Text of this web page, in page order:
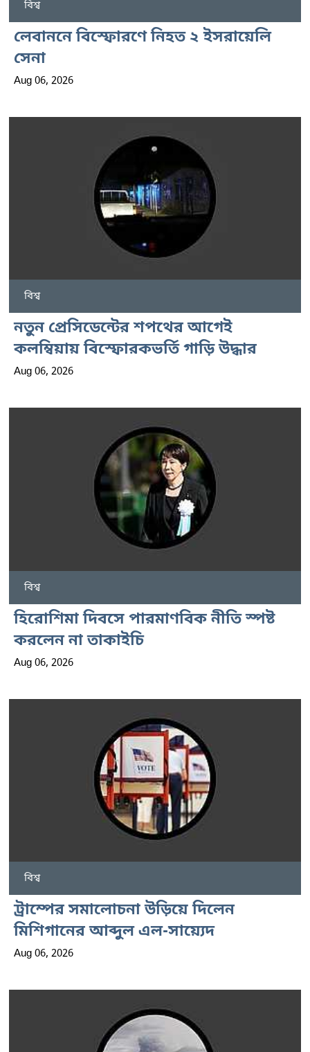
বিশ্ব
লেবাননে বিস্ফোরণে নিহত ২ ইসরায়েলি
সেনা
Aug 06, 2026
বিশ্ব
নতুন প্রেসিডেন্টের শপথের আগেই
কলম্বিয়ায় বিস্ফোরকভর্তি গাড়ি উদ্ধার
Aug 06, 2026
বিশ্ব
হিরোশিমা দিবসে পারমাণবিক নীতি স্পষ্ট
করলেন না তাকাইচি
Aug 06, 2026
বিশ্ব
ট্রাম্পের সমালোচনা উড়িয়ে দিলেন
মিশিগানের আব্দুল এল-সায়্যেদ
Aug 06, 2026